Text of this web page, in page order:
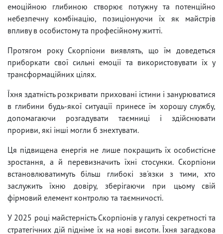
емоційною глибиною створює потужну та потенційно
небезпечну комбінацію, позиціонуючи їх як майстрів
впливу в особистому та професійному житті.
Протягом року Скорпіони виявлять, що їм доведеться
приборкати свої сильні емоції та використовувати їх у
трансформаційних цілях.
Їхня здатність розкривати приховані істини і занурюватися
в глибини будь-якої ситуації принесе їм хорошу службу,
допомагаючи розгадувати таємниці і здійснювати
прориви, які інші могли б знехтувати.
Ця підвищена енергія не лише покращить їх особистісне
зростання, а й перевизначить їхні стосунки. Скорпіони
встановлюватимуть більш глибокі зв'язки з тими, хто
заслужить їхню довіру, зберігаючи при цьому свій
фірмовий елемент контролю та таємничості.
У 2025 році майстерність Скорпіонів у галузі секретності та
стратегічних дій підніме їх на нові висоти. Їхня загадкова